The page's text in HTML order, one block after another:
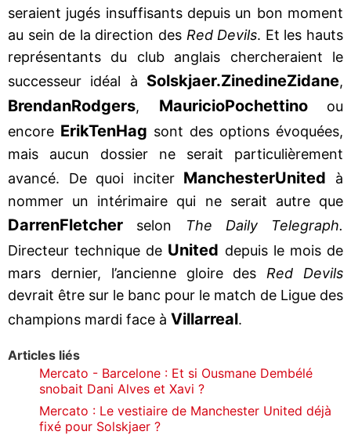
seraient jugés insuffisants depuis un bon moment
au sein de la direction des Red Devils. Et les hauts
représentants du club anglais chercheraient le
successeur idéal à Solskjaer.ZinedineZidane,
BrendanRodgers, MauricioPochettinoou
encore ErikTenHag sont des options évoquées,
mais aucun dossier ne serait particulièrement
avancé. De quoi inciter ManchesterUnited à
nommer un intérimaire qui ne serait autre que
DarrenFletcher selon The Daily Telegraph.
Directeur technique de United depuis le mois de
mars dernier, l’ancienne gloire des Red Devils
devrait être sur le banc pour le match de Ligue des
champions mardi face à Villarreal.
Articles liés
Mercato - Barcelone : Et si Ousmane Dembélé
snobait Dani Alves et Xavi ?
Mercato : Le vestiaire de Manchester United déjà
fixé pour Solskjaer ?